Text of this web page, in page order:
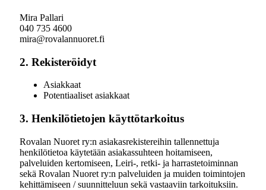
Mira Pallari
040 735 4600
mira@rovalannuoret.fi
2. Rekisteröidyt
Asiakkaat
Potentiaaliset asiakkaat
3. Henkilötietojen käyttötarkoitus
Rovalan Nuoret ry:n asiakasrekistereihin tallennettuja
henkilötietoa käytetään asiakassuhteen hoitamiseen,
palveluiden kertomiseen, Leiri-, retki- ja harrastetoiminnan
sekä Rovalan Nuoret ry:n palveluiden ja muiden toimintojen
kehittämiseen / suunnitteluun sekä vastaaviin tarkoituksiin.